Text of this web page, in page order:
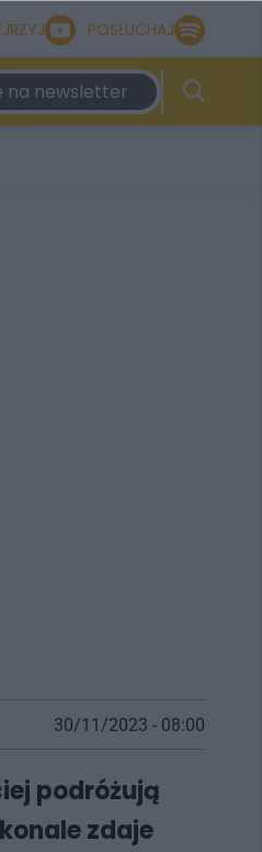
POSŁUCHAJ
na newsletter
30/11/2023 - 08:00
podróżują
zdaje